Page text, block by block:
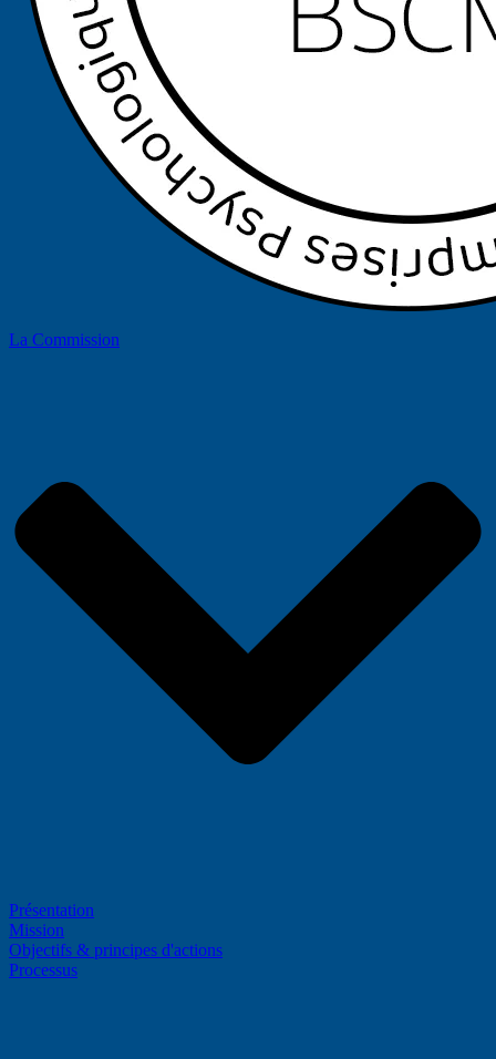
La Commission
Présentation
Mission
Objectifs & principes d'actions
Processus